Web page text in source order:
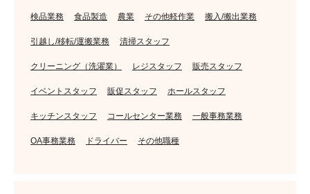
検品業務 食品製造 農業 その他軽作業 搬入/搬出業務
引越し/移転/運搬業務 清掃スタッフ
クリーニング（洗濯業） レジスタッフ 販売スタッフ
イベントスタッフ 販促スタッフ ホールスタッフ
キッチンスタッフ コールセンター業務 一般事務業務
OA事務業務 ドライバー その他職種